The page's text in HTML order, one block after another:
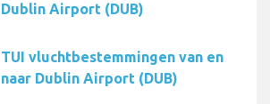
Dublin Airport (DUB)
TUI vluchtbestemmingen van en
naar Dublin Airport (DUB)